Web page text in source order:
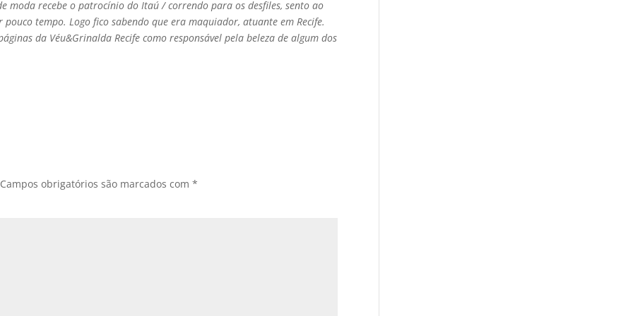
moda recebe o patrocí­nio do Itaú / correndo para os desfiles, sento ao
tempo. Logo fico sabendo que era maquiador, atuante em Recife.
da Véu&Grinalda Recife como responsável pela beleza de algum dos
Campos obrigatórios são marcados com*